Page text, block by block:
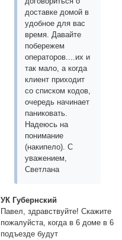
доставке домой в
удобное для вас
время. Давайте
побережем
операторов....их и
так мало, а когда
клиент приходит
со списком кодов,
очередь начинает
паниковать.
Надеюсь на
понимание
(накипело). С
уважением,
Светлана
УК Губернский
Павел, здравствуйте! Скажите
пожалуйста, когда в 6 доме в 6
подъезде будут